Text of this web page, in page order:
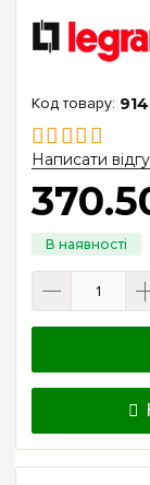
Написати
370.